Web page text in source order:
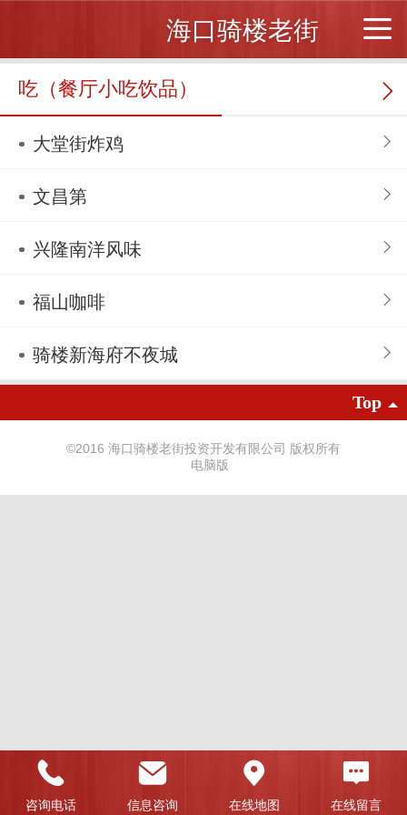
海口骑楼老街
吃（餐厅小吃饮品）
大堂街炸鸡
文昌第
兴隆南洋风味
福山咖啡
骑楼新海府不夜城
Top
©2016 海口骑楼老街投资开发有限公司 版权所有
电脑版
咨询电话 信息咨询 在线地图 在线留言